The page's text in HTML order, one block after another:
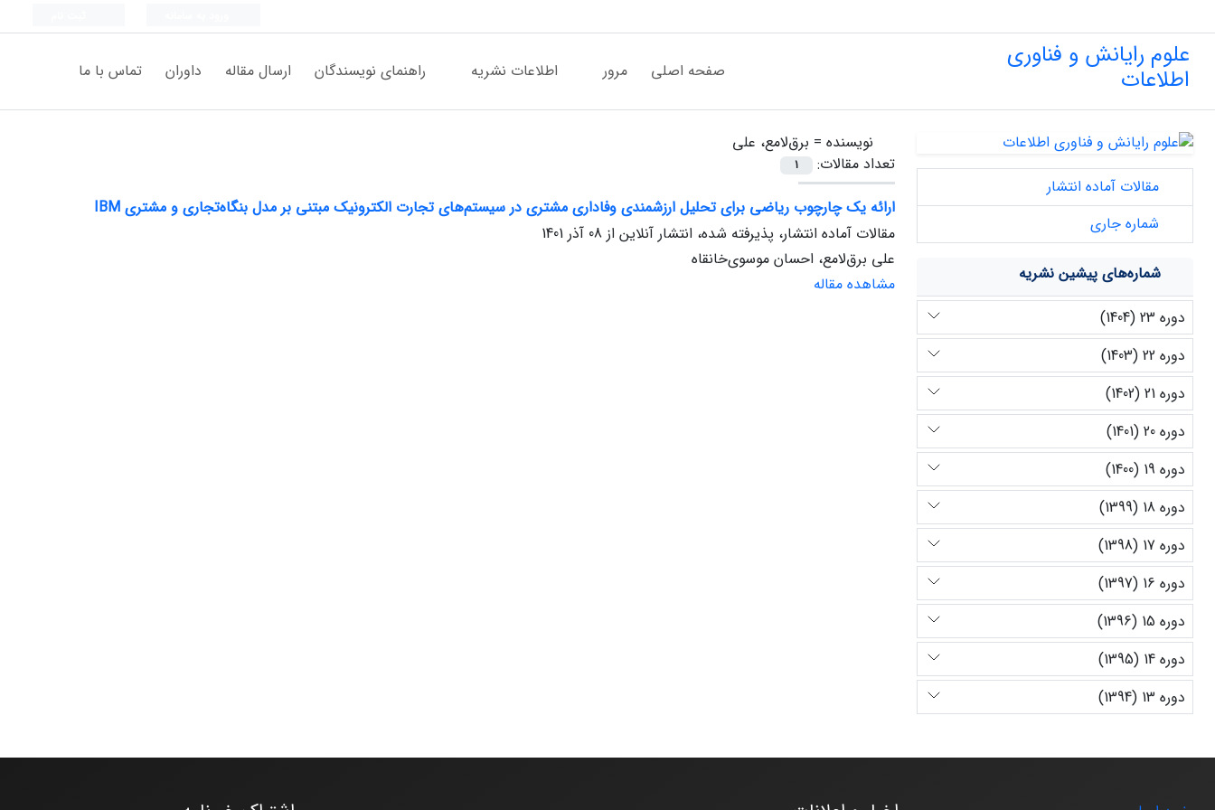
علوم رایانش و فناوری
اطلاعات صفحه اصلی مرور اطلاعات نشریه راهنمای نویسندگان ارسال مقاله داوران تماس با ما
نویسنده = برق‌لامع، علی
تعداد مقالات:
1
ارائه یک چارچوب ریاضی برای تحلیل ارزشمندی وفاداری مشتری در سیستم‌های تجارت الکترونیک مبتنی بر مدل بنگاه‌تجاری و مشتری IBM
مقالات آماده انتشار، پذیرفته شده، انتشار آنلاین از 08 آذر 1401
علی برق‌لامع، احسان موسوی‌خانقاه
مشاهده مقاله
مقالات آماده انتشار
شماره جاری
شماره‌های پیشین نشریه
دوره 23 (1404)
دوره 22 (1403)
دوره 21 (1402)
دوره 20 (1401)
دوره 19 (1400)
دوره 18 (1399)
دوره 17 (1398)
دوره 16 (1397)
دوره 15 (1396)
دوره 14 (1395)
دوره 13 (1394)